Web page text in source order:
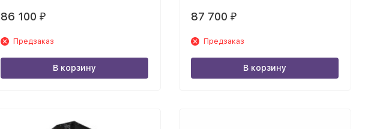
86 100 ₽
Предзаказ
В корзину
87 700 ₽
Предзаказ
В корзину